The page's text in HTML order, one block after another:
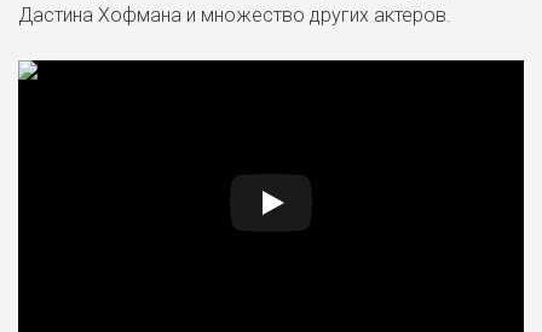
Дастина Хофмана и множество других актеров.